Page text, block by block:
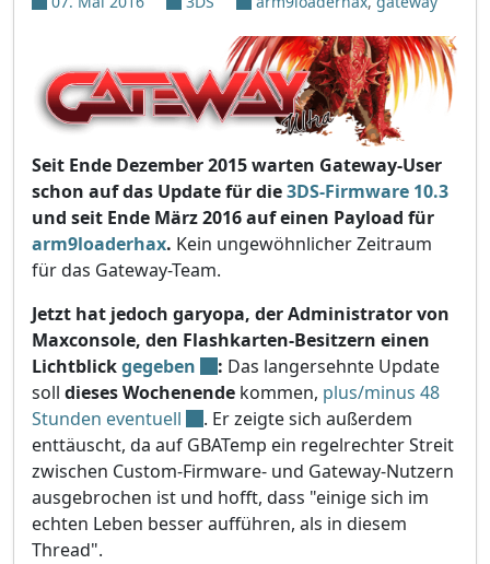
Seit Ende Dezember 2015 warten Gateway-User
schon auf das Update für die3DS-Firmware 10.3
und seit Ende März 2016 auf einen Payload für
arm9loaderhax. Kein ungewöhnlicher Zeitraum
für das Gateway-Team.
Jetzt hat jedoch garyopa, der Administrator von
Maxconsole, den Flashkarten-Besitzern einen
Lichtblickgegeben : Das langersehnte Update
soll dieses Wochenende kommen, plus/minus 48
Stunden eventuell
. Er zeigte sich außerdem
enttäuscht, da auf GBATemp ein regelrechter Streit
zwischen Custom-Firmware- und Gateway-Nutzern
ausgebrochen ist und hofft, dass "einige sich im
echten Leben besser aufführen, als in diesem
Thread".